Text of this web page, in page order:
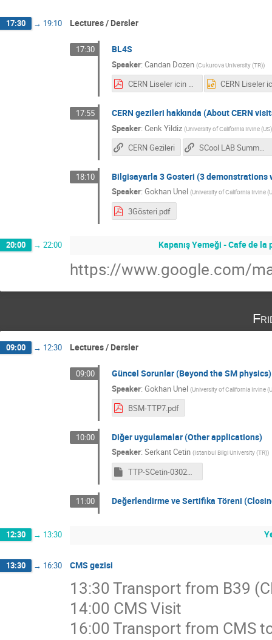
17:30 → 19:10 Lectures / Dersler
17:30 BL4S
Speaker: Candan Dozen (Cukurova University (TR))
CERN Liseler icin Demet Hatti Yarismasi Candan Dozen Cukurova Universitesi 01.02.2015.pdf
17:55 CERN gezileri hakkında (About CERN
Speaker: Cenk Yildiz (University of California Irvine (US)
CERN Gezileri SCool LAB Summer School
18:10 Bilgisayarla 3 Gosteri (3 demonstrations
Speaker: Gokhan Unel (University of California Irvine
3Gösteri.pdf
20:00 → 22:00 Kapanış Yemeği - Cafe de
https://www.google.com/
09:00 → 12:30 Lectures / Dersler
09:00 Güncel Sorunlar (Beyond the SM physics)
Speaker: Gokhan Unel (University of California Irvine
BSM-TTP7.pdf
10:00 Diğer uygulamalar (Other applications)
Speaker: Serkant Cetin (Istanbul Bilgi University (TR))
TTP-SCetin-03022017.ppsx
11:00 Değerlendirme ve Sertifika Töreni
12:30 → 13:30
13:30 → 16:30 CMS gezisi
13:30 Transport from B39
14:00 CMS Visit
16:00 Transport from CMS